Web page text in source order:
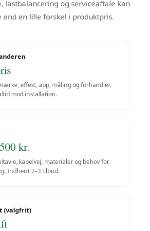
lastbalancering og serviceaftale kan
en lille forskel i produktpris.
effekt, app, måling og forhandler.
mod installation.
kr.
kabelvej, materialer og behov for
Indhent 2–3 tilbud.
(valgfrit)